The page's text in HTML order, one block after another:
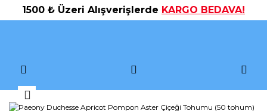
1500 ₺ Üzeri Alışverişlerde KARGO BEDAVA!